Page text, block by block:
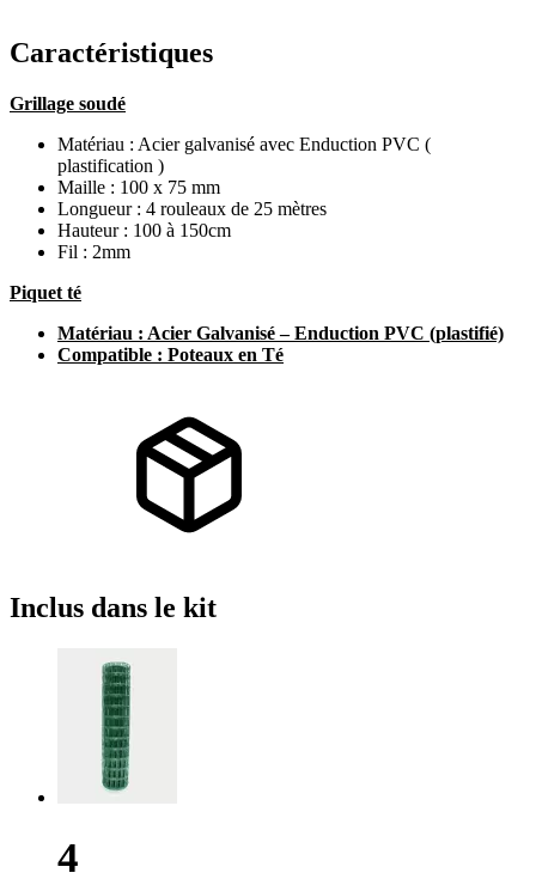
Caractéristiques
Grillage soudé
Matériau : Acier galvanisé avec Enduction PVC (
plastification )
Maille : 100 x 75 mm
Longueur : 4 rouleaux de 25 mètres
Hauteur : 100 à 150cm
Fil : 2mm
Piquet té
Matériau : Acier Galvanisé – Enduction PVC (plastifié)
Compatible : Poteaux en Té
Inclus dans le kit
4